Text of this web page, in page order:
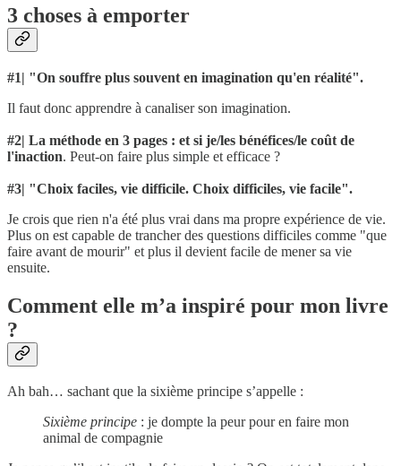
3 choses à emporter
#1| "On souffre plus souvent en imagination qu'en réalité".
Il faut donc apprendre à canaliser son imagination.
#2| La méthode en 3 pages : et si je/les bénéfices/le coût de
l'inaction. Peut-on faire plus simple et efficace ?
#3| "Choix faciles, vie difficile. Choix difficiles, vie facile".
Je crois que rien n'a été plus vrai dans ma propre expérience de vie.
Plus on est capable de trancher des questions difficiles comme "que
faire avant de mourir" et plus il devient facile de mener sa vie
ensuite.
Comment elle m’a inspiré pour mon livre
?
Ah bah… sachant que la sixième principe s’appelle :
Sixième principe : je dompte la peur pour en faire mon
animal de compagnie